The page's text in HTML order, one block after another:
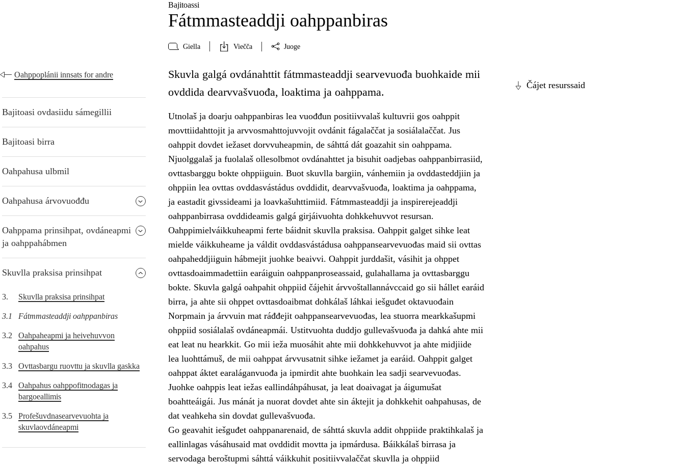
Bajitoassi
Fátmmasteaddji oahppanbiras
Giella Viečča Juoge
Oahppoplánii innsats for andre
Bajitoasi ovdasiidu sámegillii
Bajitoasi birra
Oahpahusa ulbmil
Oahpahusa árvovuođđu
Oahppama prinsihpat, ovdáneapmi
ja oahppahábmen
Skuvlla praksisa prinsihpat
3. Skuvlla praksisa prinsihpat
3.1 Fátmmasteaddji oahppanbiras
3.2
Oahpaheapmi ja heivehuvvon
oahpahus
3.3 Ovttasbargu ruovttu ja skuvlla gaskka
3.4
Oahpahus oahppofitnodagas ja
bargoeallimis
3.5
Profešuvdnasearvevuohta ja
skuvlaovdáneapmi
Čájet resurssaid
Skuvla galgá ovdánahttit fátmmasteaddji searvevuođa buohkaide mii
ovddida dearvvašvuođa, loaktima ja oahppama.
Utnolaš ja doarju oahppanbiras lea vuođđun positiivvalaš kultuvrii gos oahppit
movttiidahttojit ja arvvosmahttojuvvojit ovdánit fágalaččat ja sosiálalaččat. Jus
oahppit dovdet iežaset dorvvuheapmin, de sáhttá dát goazahit sin oahppama.
Njuolggalaš ja fuolalaš ollesolbmot ovdánahttet ja bisuhit oadjebas oahppanbirrasiid,
ovttasbarggu bokte ohppiiguin. Buot skuvlla bargiin, vánhemiin ja ovddasteddjiin ja
ohppiin lea ovttas ovddasvástádus ovddidit, dearvvašvuođa, loaktima ja oahppama,
ja eastadit givssideami ja loavkašuhttimiid. Fátmmasteaddji ja inspirerejeaddji
oahppanbirrasa ovddideamis galgá girjáivuohta dohkkehuvvot resursan.
Oahppimielváikkuheapmi ferte báidnit skuvlla praksisa. Oahppit galget sihke leat
mielde váikkuheame ja váldit ovddasvástádusa oahppansearvevuođas maid sii ovttas
oahpaheddjiiguin hábmejit juohke beaivvi. Oahppit jurddašit, vásihit ja ohppet
ovttasdoaimmadettiin earáiguin oahppanproseassaid, gulahallama ja ovttasbarggu
bokte. Skuvla galgá oahpahit ohppiid čájehit árvvoštallannávccaid go sii hállet earáid
birra, ja ahte sii ohppet ovttasdoaibmat dohkálaš láhkai iešguđet oktavuođain
Norpmain ja árvvuin mat ráđđejit oahppansearvevuođas, lea stuorra mearkkašupmi
ohppiid sosiálalaš ovdáneapmái. Ustitvuohta duddjo gullevašvuođa ja dahká ahte mii
eat leat nu hearkkit. Go mii ieža muosáhit ahte mii dohkkehuvvot ja ahte midjiide
lea luohttámuš, de mii oahppat árvvusatnit sihke iežamet ja earáid. Oahppit galget
oahppat áktet earaláganvuođa ja ipmirdit ahte buohkain lea sadji searvevuođas.
Juohke oahppis leat iežas eallindáhpáhusat, ja leat doaivagat ja áigumušat
boahtteáigái. Jus mánát ja nuorat dovdet ahte sin áktejit ja dohkkehit oahpahusas, de
dat veahkeha sin dovdat gullevašvuođa.
Go geavahit iešguđet oahppanarenaid, de sáhttá skuvla addit ohppiide praktihkalaš ja
eallinlagas vásáhusaid mat ovddidit movtta ja ipmárdusa. Báikkálaš birrasa ja
servodaga beroštupmi sáhttá váikkuhit positiivvalaččat skuvlla ja ohppiid